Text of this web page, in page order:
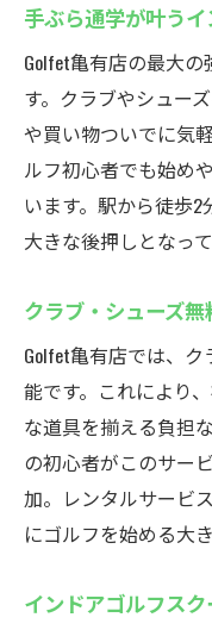
指そう
月額制で安
理由
通い放題で
アップ
継続的な練
ゴルフェ亀
得
ゴルフ初心者
インドアゴ
選択肢
ゴルフェ亀
応援
ルフスクー
手ぶら通学が叶う
Golfet亀有店の最大
す。クラブやシュー
や買い物ついでに気
ルフ初心者でも始め
います。駅から徒歩
大きな後押しとなって
クラブ・シューズ
Golfet亀有店では、
能です。これにより
な道具を揃える負担
の初心者がこのサー
加。レンタルサービ
にゴルフを始める大
インドアゴルフス